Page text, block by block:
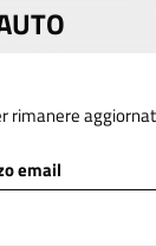
rimanere
email